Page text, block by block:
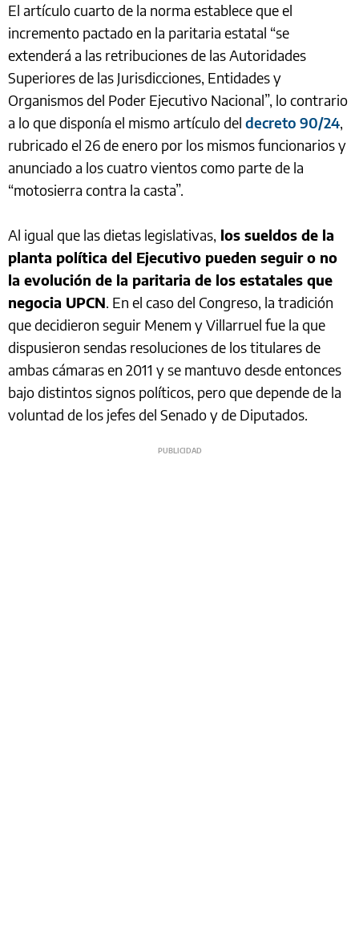
El artículo cuarto de la norma establece que el
incremento pactado en la paritaria estatal “se
extenderá a las retribuciones de las Autoridades
Superiores de las Jurisdicciones, Entidades y
Organismos del Poder Ejecutivo Nacional”, lo contrario
a lo que disponía el mismo artículo del decreto 90/24,
rubricado el 26 de enero por los mismos funcionarios y
anunciado a los cuatro vientos como parte de la
“motosierra contra la casta”.
Al igual que las dietas legislativas, los sueldos de la
planta política del Ejecutivo pueden seguir o no
la evolución de la paritaria de los estatales que
negocia UPCN. En el caso del Congreso, la tradición
que decidieron seguir Menem y Villarruel fue la que
dispusieron sendas resoluciones de los titulares de
ambas cámaras en 2011 y se mantuvo desde entonces
bajo distintos signos políticos, pero que depende de la
voluntad de los jefes del Senado y de Diputados.